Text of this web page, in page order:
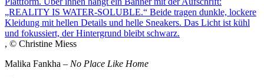
, © Christine Miess
Malika Fankha – No Place Like Home